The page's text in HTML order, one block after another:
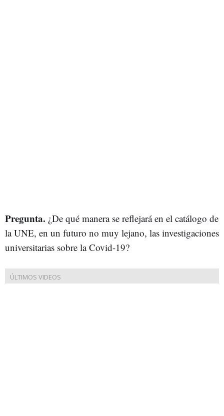
Pregunta. ¿De qué manera se reflejará en el catálogo de
la UNE, en un futuro no muy lejano, las investigaciones
universitarias sobre la Covid-19?